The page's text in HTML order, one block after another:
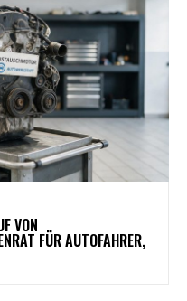
VON
FÜR AUTOFAHRER,